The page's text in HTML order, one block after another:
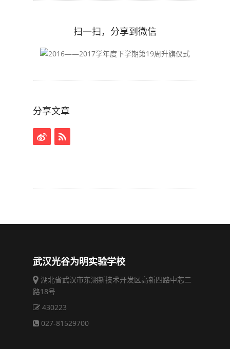
扫一扫，分享到微信
分享文章
武汉光谷为明实验学校
湖北省武汉市东湖新技术开发区高新四路中芯二
路18号
430223
027-81529700